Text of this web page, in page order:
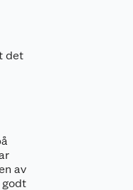
det
av
godt